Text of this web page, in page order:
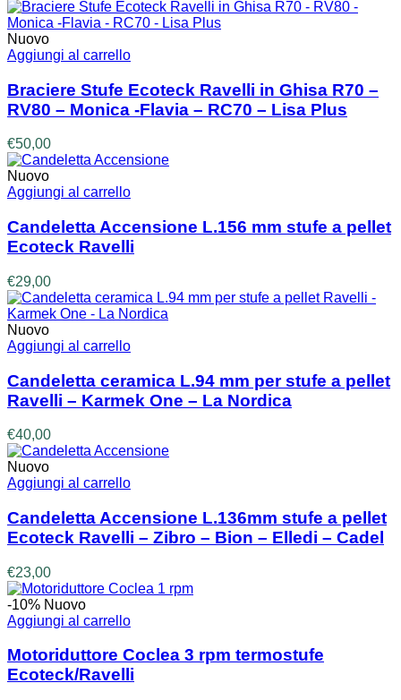
Nuovo
Aggiungi al carrello
Braciere Stufe Ecoteck Ravelli in Ghisa R70 –
RV80 – Monica -Flavia – RC70 – Lisa Plus
€50,00
Nuovo
Aggiungi al carrello
Candeletta Accensione L.156 mm stufe a pellet
Ecoteck Ravelli
€29,00
Nuovo
Aggiungi al carrello
Candeletta ceramica L.94 mm per stufe a pellet
Ravelli – Karmek One – La Nordica
€40,00
Nuovo
Aggiungi al carrello
Candeletta Accensione L.136mm stufe a pellet
Ecoteck Ravelli – Zibro – Bion – Elledi – Cadel
€23,00
-10% Nuovo
Aggiungi al carrello
Motoriduttore Coclea 3 rpm termostufe
Ecoteck/Ravelli